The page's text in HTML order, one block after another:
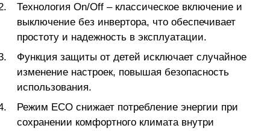
Технология On/Off – классическое включение и
выключение без инвертора, что обеспечивает
простоту и надежность в эксплуатации.
Функция защиты от детей исключает случайное
изменение настроек, повышая безопасность
использования.
Режим ECO снижает потребление энергии при
сохранении комфортного климата внутри